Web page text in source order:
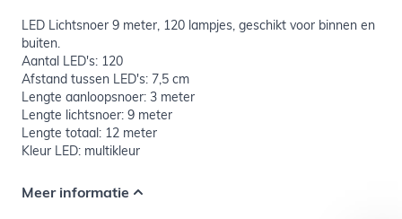
LED Lichtsnoer 9 meter, 120 lampjes, geschikt voor binnen en
buiten.
Aantal LED's: 120
Afstand tussen LED's: 7,5 cm
Lengte aanloopsnoer: 3 meter
Lengte lichtsnoer: 9 meter
Lengte totaal: 12 meter
Kleur LED: multikleur
Meer informatie